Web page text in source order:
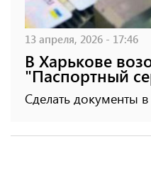
13 апреля, 2026 - 17:46
В Харькове
"Паспортный
Сделать документы